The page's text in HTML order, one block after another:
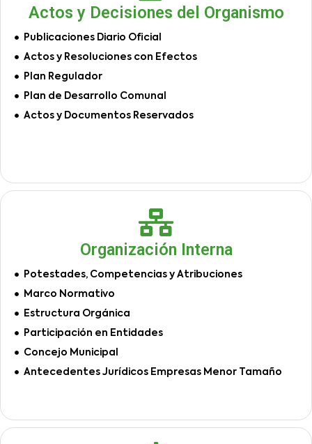
Actos y Decisiones del Organismo
Publicaciones Diario Oficial
Actos y Resoluciones con Efectos
Plan Regulador
Plan de Desarrollo Comunal
Actos y Documentos Reservados
Organización Interna
Potestades, Competencias y Atribuciones
Marco Normativo
Estructura Orgánica
Participación en Entidades
Concejo Municipal
Antecedentes Jurídicos Empresas Menor Tamaño